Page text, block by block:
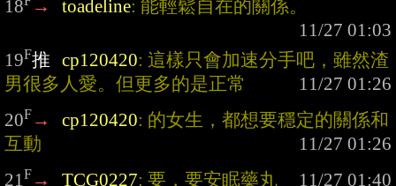
18 → toadeline: 能輕鬆自在的關係。
19F推 cp120420: 這樣只會加速分手吧，雖然渣
男很多人愛。但更多的是正常
20F → cp120420: 的女生，都想要穩定的關係和
互動
21F → TCG0227: 要，要安眠藥丸